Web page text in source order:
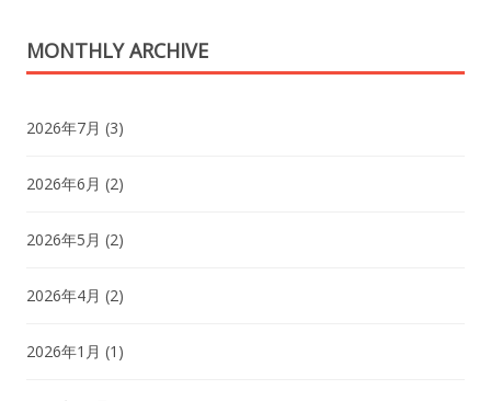
MONTHLY ARCHIVE
2026年7月 (3)
2026年6月 (2)
2026年5月 (2)
2026年4月 (2)
2026年1月 (1)